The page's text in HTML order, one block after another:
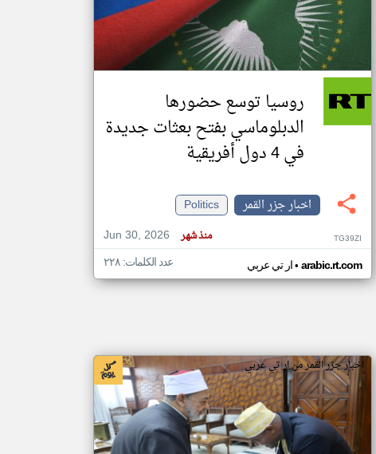
تغيير الدولة
اخبار جزر القمر على مدار الساعة
أهم اخبار جزر القمر العاجلة والمباشرة
روسيا توسع حضورها
الدبلوماسي بفتح بعثات جديدة
في 4 دول أفريقية
اخبار جزر القمر
Politics
Jun 30, 2026
منذ شهر TG39ZI
ار تي عربي• arabic.rt.com عدد الكلمات: ٢٢٨
اخبار جزر القمر من ار تي عربي
klyoum.com